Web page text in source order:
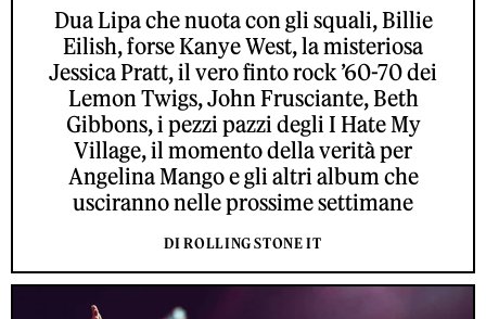
Dua Lipa che nuota con gli squali, Billie
Eilish, forse Kanye West, la misteriosa
Jessica Pratt, il vero finto rock ’60-70 dei
Lemon Twigs, John Frusciante, Beth
Gibbons, i pezzi pazzi degli I Hate My
Village, il momento della verità per
Angelina Mango e gli altri album che
usciranno nelle prossime settimane
DI ROLLING STONE IT